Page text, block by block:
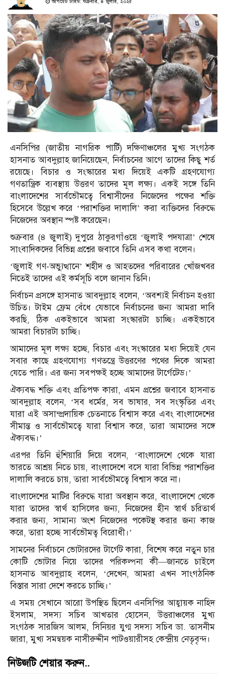
আপডেট টাইম: শুক্রবার, ৪ জুলাই, ২০২৫
এনসিপির (জাতীয় নাগরিক পার্টি) দক্ষিণাঞ্চলের মুখ্য সংগঠক
হাসনাত আবদুল্লাহ জানিয়েছেন, নির্বাচনের আগে তাদের কিছু শর্ত
রয়েছে। বিচার ও সংস্কারের মধ্য দিয়েই একটি গ্রহণযোগ্য
গণতান্ত্রিক ব্যবস্থায় উত্তরণ তাদের মূল লক্ষ্য। একই সঙ্গে তিনি
বাংলাদেশের সার্বভৌমত্বে বিশ্বাসীদের নিজেদের পক্ষের শক্তি
হিসেবে উল্লেখ করে ‘পরাশক্তির দালালি’ করা ব্যক্তিদের বিরুদ্ধে
নিজেদের অবস্থান স্পষ্ট করেছেন।
শুক্রবার (৪ জুলাই) দুপুরে ঠাকুরগাঁওয়ে ‘জুলাই পদযাত্রা’ শেষে
সাংবাদিকদের বিভিন্ন প্রশ্নের জবাবে তিনি এসব কথা বলেন।
‘জুলাই গণ-অভ্যুত্থানে’ শহীদ ও আহতদের পরিবারের খোঁজখবর
নিতেই তাদের এই কর্মসূচি বলে জানান তিনি।
নির্বাচন প্রসঙ্গে হাসনাত আবদুল্লাহ বলেন, ‘অবশ্যই নির্বাচন হওয়া
উচিত। টাইম ফ্রেম বেঁধে যেভাবে নির্বাচনের জন্য আমরা দাবি
করছি, ঠিক একইভাবে আমরা সংস্কারটা চাচ্ছি। একইভাবে
আমরা বিচারটা চাচ্ছি।
আমাদের মূল লক্ষ্য হচ্ছে, বিচার এবং সংস্কারের মধ্য দিয়েই যেন
সবার কাছে গ্রহণযোগ্য গণতন্ত্রে উত্তরণের পথের দিকে আমরা
যেতে পারি। এর জন্য সবপক্ষই হচ্ছে আমাদের টার্গেটেড।’
ঐক্যবদ্ধ শক্তি এবং প্রতিপক্ষ কারা, এমন প্রশ্নের জবাবে হাসনাত
আবদুল্লাহ বলেন, ‘সব ধর্মের, সব ভাষার, সব সংস্কৃতির এবং
যারা এই অসাম্প্রদায়িক চেতনাতে বিশ্বাস করে এবং বাংলাদেশের
সীমান্ত ও সার্বভৌমত্বে যারা বিশ্বাস করে, তারা আমাদের সঙ্গে
ঐক্যবদ্ধ।’
এরপর তিনি হুঁশিয়ারি দিয়ে বলেন, ‘বাংলাদেশে থেকে যারা
ভারতে আশ্রয় নিতে চায়, বাংলাদেশে বসে যারা বিভিন্ন পরাশক্তির
দালালি করতে চায়, তারা সার্বভৌমত্বে বিশ্বাস করে না।
বাংলাদেশের মাটির বিরুদ্ধে যারা অবস্থান করে, বাংলাদেশে থেকে
যারা তাদের স্বার্থ হাসিলের জন্য, নিজেদের হীন স্বার্থ চরিতার্থ
করার জন্য, সামান্য অংশ নিজেদের পকেটস্থ করার জন্য কাজ
করে, তারা হচ্ছে সার্বভৌমত্ব বিরোধী।’
সামনের নির্বাচনে ভোটারদের টার্গেট কারা, বিশেষ করে নতুন চার
কোটি ভোটার নিয়ে তাদের পরিকল্পনা কী—জানতে চাইলে
হাসনাত আবদুল্লাহ বলেন, ‘দেখেন, আমরা এখন সাংগঠনিক
বিস্তার সারা দেশে করতে চাচ্ছি।’
এ সময় সেখানে আরো উপস্থিত ছিলেন এনসিপির আহ্বায়ক নাহিদ
ইসলাম, সদস্য সচিব আখতার হোসেন, উত্তরাঞ্চলের মুখ্য
সংগঠক সারজিস আলম, সিনিয়র যুগ্ম সদস্য সচিব ডা. তাসনীম
জারা, মুখ্য সমন্বয়ক নাসীরুদ্দীন পাটওয়ারীসহ কেন্দ্রীয় নেতৃবৃন্দ।
নিউজটি শেয়ার করুন..